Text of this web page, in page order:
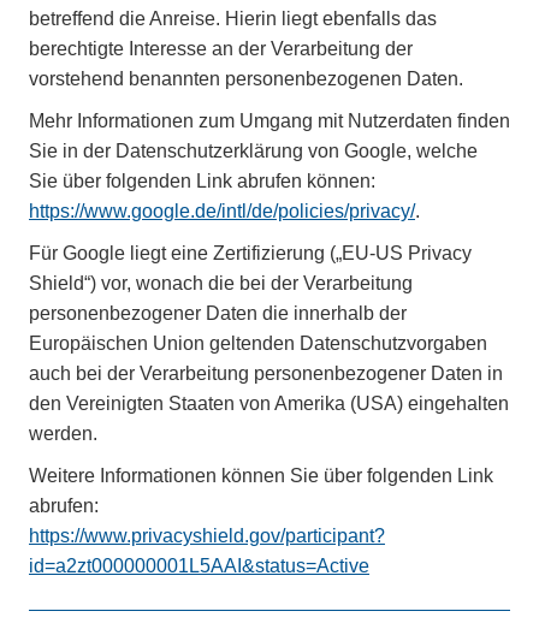
betreffend die Anreise. Hierin liegt ebenfalls das
berechtigte Interesse an der Verarbeitung der
vorstehend benannten personenbezogenen Daten.
Mehr Informationen zum Umgang mit Nutzerdaten finden
Sie in der Datenschutzerklärung von Google, welche
Sie über folgenden Link abrufen können:
https://www.google.de/intl/de/policies/privacy/.
Für Google liegt eine Zertifizierung („EU-US Privacy
Shield“) vor, wonach die bei der Verarbeitung
personenbezogener Daten die innerhalb der
Europäischen Union geltenden Datenschutzvorgaben
auch bei der Verarbeitung personenbezogener Daten in
den Vereinigten Staaten von Amerika (USA) eingehalten
werden.
Weitere Informationen können Sie über folgenden Link
abrufen:
https://www.privacyshield.gov/participant?
id=a2zt000000001L5AAI&status=Active